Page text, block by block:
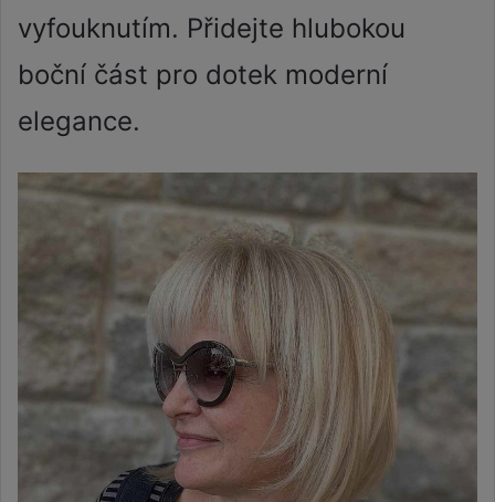
vyfouknutím. Přidejte hlubokou
boční část pro dotek moderní
elegance.